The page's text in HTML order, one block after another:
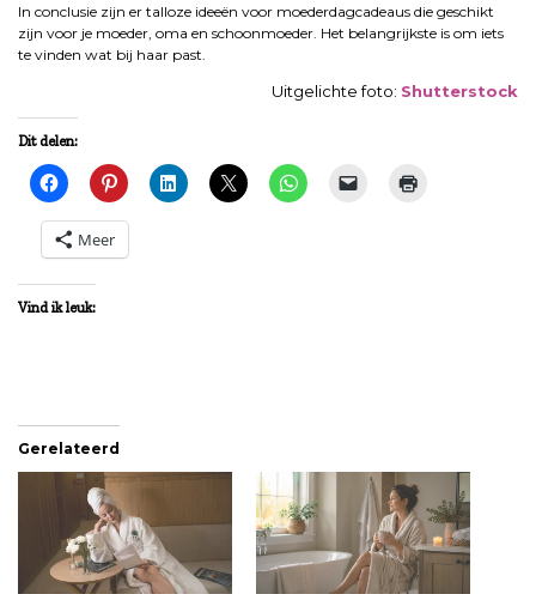
In conclusie zijn er talloze ideeën voor moederdagcadeaus die geschikt
zijn voor je moeder, oma en schoonmoeder. Het belangrijkste is om iets
te vinden wat bij haar past.
Uitgelichte foto: Shutterstock
Dit delen:
Meer
Vind ik leuk:
Gerelateerd